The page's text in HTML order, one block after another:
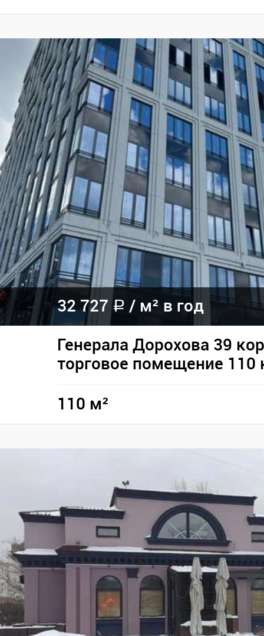
32 727a / м² в год
Генерала Дорохова 39
торговое помещение 110
110 м²